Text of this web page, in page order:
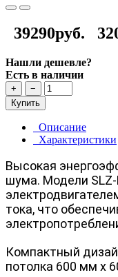
39290руб.
Нашли дешевле?
Есть в наличии
+
−
Купить
Описание
Характеристики
Высокая
шума. Модели
тока, что
Компактный
потолка 600 мм x